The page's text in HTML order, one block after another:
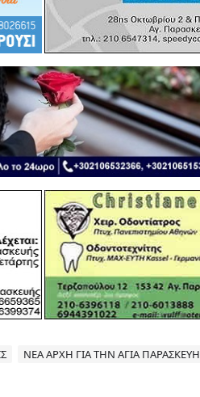
ΝΕΑ ΑΡΧΗ ΓΙΑ ΤΗΝ ΑΓΙΑ ΠΑΡΑΣΚΕΥΗ